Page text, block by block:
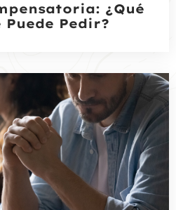
¿Qué
Puede Pedir?